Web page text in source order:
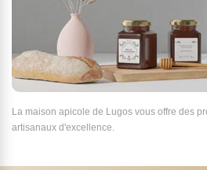
La maison apicole de Lugos vous offre des
artisanaux d'excellence.